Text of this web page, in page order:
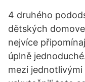
4 druhého
dětských
nejvíce
úplně
mezi